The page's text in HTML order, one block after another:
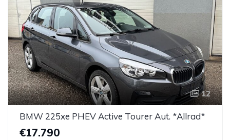
12
BMW 225xe PHEV Active Tourer Aut. *Allrad*
€17.790